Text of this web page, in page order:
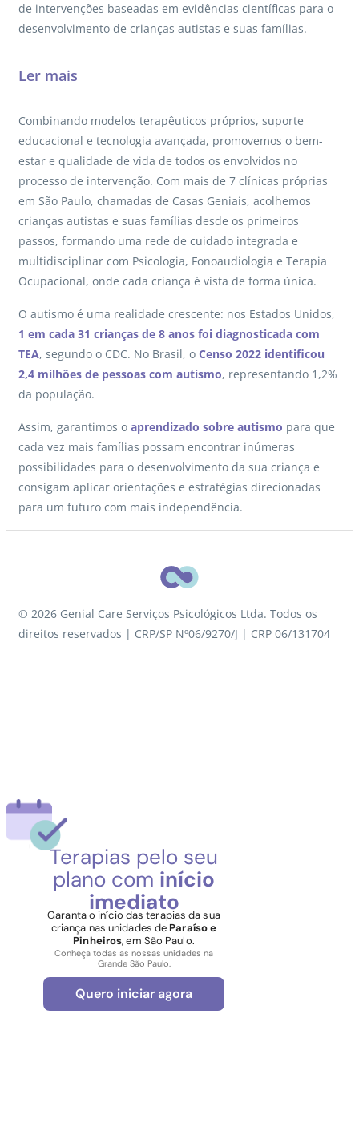
de intervenções baseadas em evidências científicas para o
desenvolvimento de crianças autistas e suas famílias.
Ler mais
Combinando modelos terapêuticos próprios, suporte
educacional e tecnologia avançada, promovemos o bem-
estar e qualidade de vida de todos os envolvidos no
processo de intervenção. Com mais de 7 clínicas próprias
em São Paulo, chamadas de Casas Geniais, acolhemos
crianças autistas e suas famílias desde os primeiros
passos, formando uma rede de cuidado integrada e
multidisciplinar com Psicologia, Fonoaudiologia e Terapia
Ocupacional, onde cada criança é vista de forma única.
O autismo é uma realidade crescente: nos Estados Unidos,
1 em cada 31 crianças de 8 anos foi diagnosticada com
TEA, segundo o CDC. No Brasil, o Censo 2022 identificou
2,4 milhões de pessoas com autismo, representando 1,2%
da população.
Assim, garantimos o aprendizado sobre autismo para que
cada vez mais famílias possam encontrar inúmeras
possibilidades para o desenvolvimento da sua criança e
consigam aplicar orientações e estratégias direcionadas
para um futuro com mais independência.
© 2026 Genial Care Serviços Psicológicos Ltda. Todos os
direitos reservados | CRP/SP Nº06/9270/J | CRP 06/131704
Terapias pelo seu
plano com início
imediato
Garanta o início das terapias da sua
criança nas unidades de Paraíso e
Pinheiros, em São Paulo.
Conheça todas as nossas unidades na
Grande São Paulo.
Quero iniciar agora